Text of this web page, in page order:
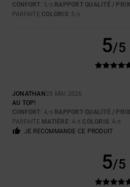
CONFORT: 5/5 RAPPORT QUALITÉ / PRIX
PARFAITE COLORIS: 5 /5
5/5
JONATHAN 29 MAI 2026
AU TOP!
CONFORT: 4/5 RAPPORT QUALITÉ / PRIX
PARFAITE MATIÈRE: 4 /5 COLORIS: 4 /5
JE RECOMMANDE CE PRODUIT
5/5